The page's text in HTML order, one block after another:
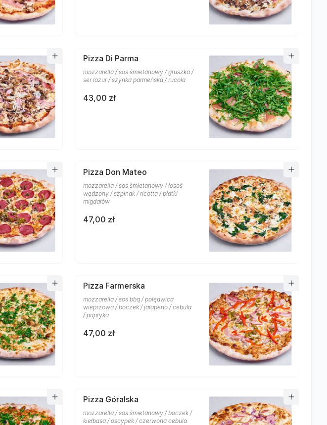
Pizza Di Parma
mozzarella / sos śmietanowy / gruszka /
ser lazur / szynka parmeńska / rucola
43,00 zł
Pizza Don Mateo
mozzarella / sos śmietanowy / łosoś
wędzony / szpinak / ricotta / płatki
migdałów
47,00 zł
Pizza Farmerska
mozzarella / sos bbq / polędwica
wieprzowa / boczek / jalapeno / cebula
/ papryka
47,00 zł
Pizza Góralska
mozzarella / sos śmietanowy / boczek /
kiełbasa / oscypek / czerwona cebula